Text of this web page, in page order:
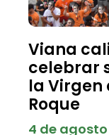
Viana
celebrar
la Virgen
Roque
4 de